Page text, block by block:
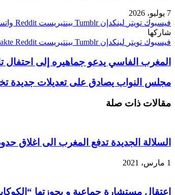
7 يوليو، 2026
فيسبوك تويتر لينكدإن بينتيريست
شاركها
فيسبوك تويتر لينكدإن بينتيريست
المغرب الفاسي يدعو جماهيره إلى احتفال تاريخي
مجلس النواب يصادق على تعديلات جديدة
مقالات ذات صلة
السلالة الجديدة تدفع المغرب الى اغلاق
1 مارس، 2021
اعتقال مستشارة جماعية و بحوزتها